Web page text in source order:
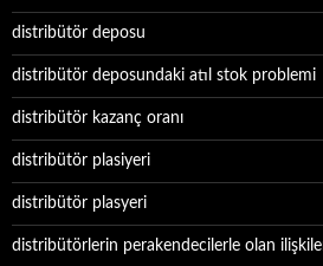
distribütör deposu
distribütör deposundaki atıl stok problemi
distribütör kazanç oranı
distribütör plasiyeri
distribütör plasyeri
distribütörlerin perakendecilerle olan